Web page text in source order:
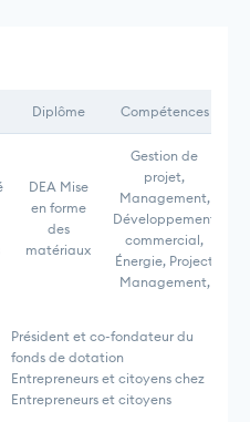
Diplôme Compétences
DEA Mise
en forme
des
matériaux
Gestion de
projet,
Management,
Développement
commercial,
Énergie, Project
Management,
Président et co-fondateur du
fonds de dotation
Entrepreneurs et citoyens chez
Entrepreneurs et citoyens